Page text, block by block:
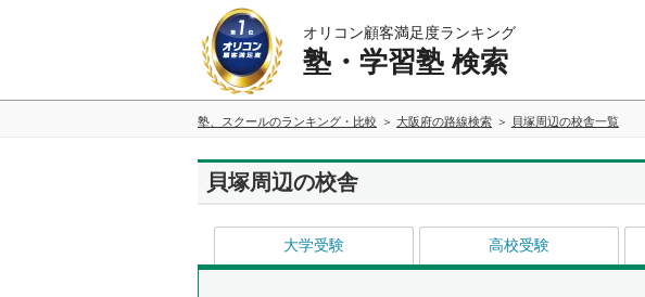
オリコン顧客満足度ランキング
塾・学習塾 検索
塾、スクールのランキング・比較 大阪府の路線検索 貝塚周辺の校舎一覧
貝塚周辺の校舎
大学受験 高校受験